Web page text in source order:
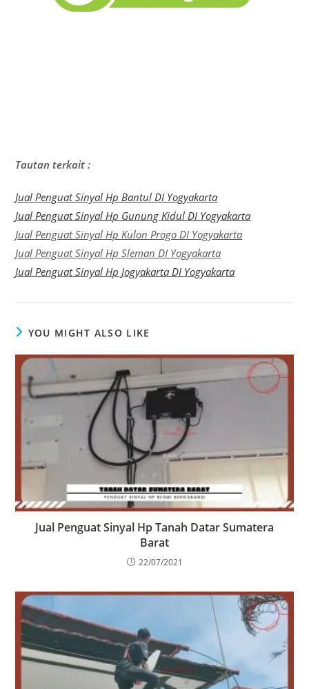
Tautan terkait :
Jual Penguat Sinyal Hp Bantul DI Yogyakarta
Jual Penguat Sinyal Hp Gunung Kidul DI Yogyakarta
Jual Penguat Sinyal Hp Kulon Progo DI Yogyakarta
Jual Penguat Sinyal Hp Sleman DI Yogyakarta
Jual Penguat Sinyal Hp Jogyakarta DI Yogyakarta
YOU MIGHT ALSO LIKE
Jual Penguat Sinyal Hp Tanah Datar Sumatera
Barat
22/07/2021